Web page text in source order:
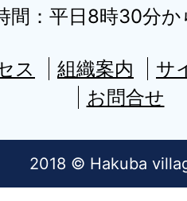
間：平日8時30分か
ス 組織案内
サ
お問合せ
2018 © Hakuba